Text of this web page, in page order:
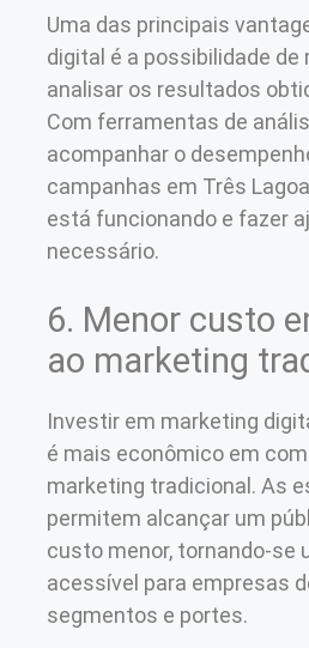
Uma das principais
digital é a possibilidade de
analisar os resultados
Com ferramentas de
acompanhar o
campanhas em Três
está funcionando e fazer
necessário.
6. Menor custo
ao marketing
Investir em marketing
é mais econômico em
marketing tradicional. As
permitem alcançar um
custo menor, tornando-se
acessível para empresas
segmentos e portes.